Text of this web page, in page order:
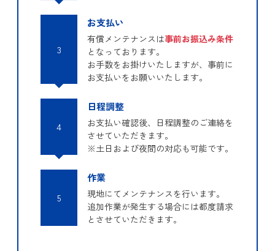
3
お支払い
有償メンテナンスは事前お振込み条件
となっております。
お手数をお掛けいたしますが、事前に
お支払いをお願いいたします。
4
日程調整
お支払い確認後、日程調整のご連絡を
させていただきます。
※土日および夜間の対応も可能です。
5
作業
現地にてメンテナンスを行います。
追加作業が発生する場合には都度請求
とさせていただきます。